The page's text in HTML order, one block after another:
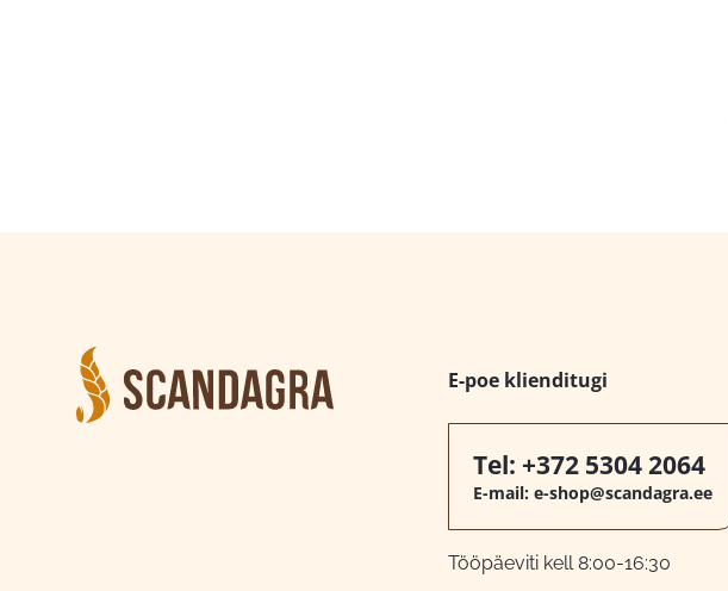
E-poe klienditugi
Tel: +372 5304 2064
E-mail: e-shop@scandagra.ee
Tööpäeviti kell 8:00-16:30